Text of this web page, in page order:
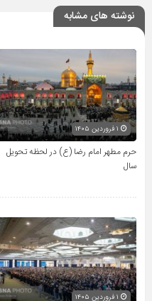
نوشته های مشابه
حرم مطهر امام رضا (ع) در لحظه تحویل
سال